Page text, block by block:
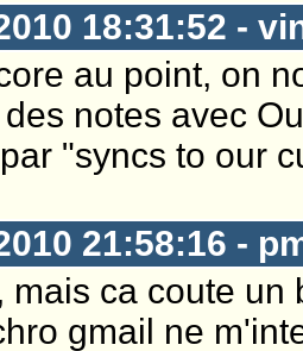
18:31:52 -
au point, on
notes avec
"syncs to our
21:58:16 -
mais ca coute un
gmail ne